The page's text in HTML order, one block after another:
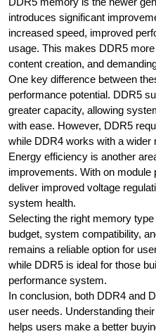
introduces significant
increased speed, improved
usage. This makes DDR5
content creation, and
One key difference between
performance potential. DDR5
greater capacity, allowing
with ease. However, DDR5
while DDR4 works with a wider
Energy efficiency is another
improvements. With on
deliver improved voltage
system health.
Selecting the right memory
budget, system compatibility,
remains a reliable option for
while DDR5 is ideal for those
performance system.
In conclusion, both DDR4 and
user needs. Understanding
helps users make a better